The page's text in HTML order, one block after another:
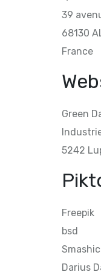
39
68130
France
Green
5242
Freepik
bsd
Darius